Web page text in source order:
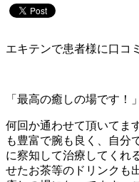
エキテンで患者様に口コ
「最高の癒しの場です！」
何回か通わせて頂いてま
も豊富で腕も良く、自分
に察知して治療してくれ
せたお茶等のドリンクも